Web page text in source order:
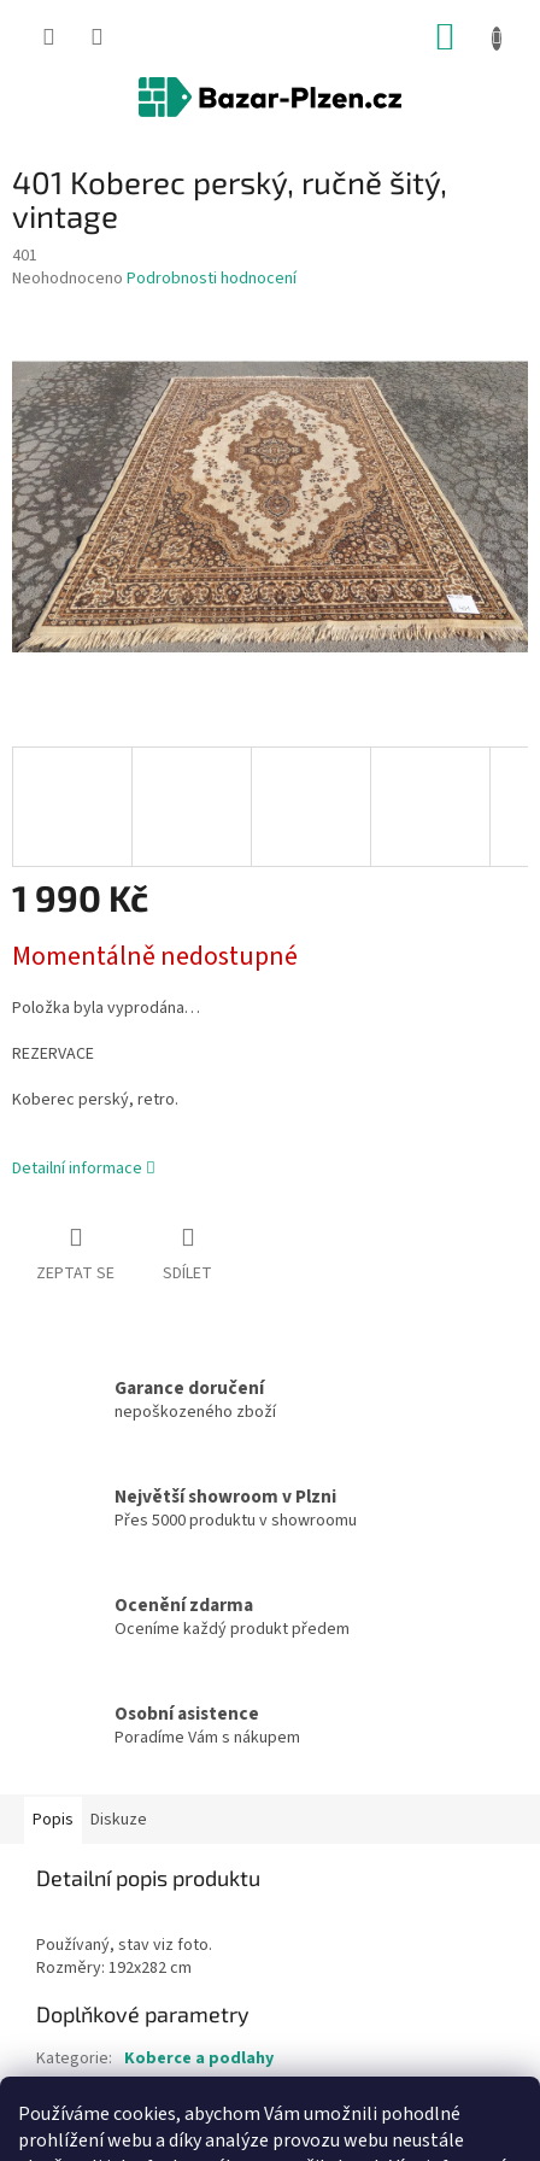
Používáme cookies, abychom Vám umožnili pohodlné
prohlížení webu a díky analýze provozu webu neustále
401 Koberec perský, ručně šitý,
vintage
401
Průměrné
0,0
5
hvězdiček.
Neohodnoceno Podrobnosti hodnocení
1 990 Kč
cena:
Momentálně nedostupné
Položka byla vyprodána…
REZERVACE
Koberec perský, retro.
Detailní informace
ZEPTAT SE SDÍLET
Garance doručení
nepoškozeného zboží
Největší showroom v Plzni
Přes 5000 produktu v showroomu
Ocenění zdarma
Oceníme každý produkt předem
Osobní asistence
Poradíme Vám s nákupem
Popis Diskuze
Detailní popis produktu
Používaný, stav viz foto.
Rozměry: 192x282 cm
Doplňkové parametry
Kategorie: Koberce a podlahy
Položka byla vyprodána…